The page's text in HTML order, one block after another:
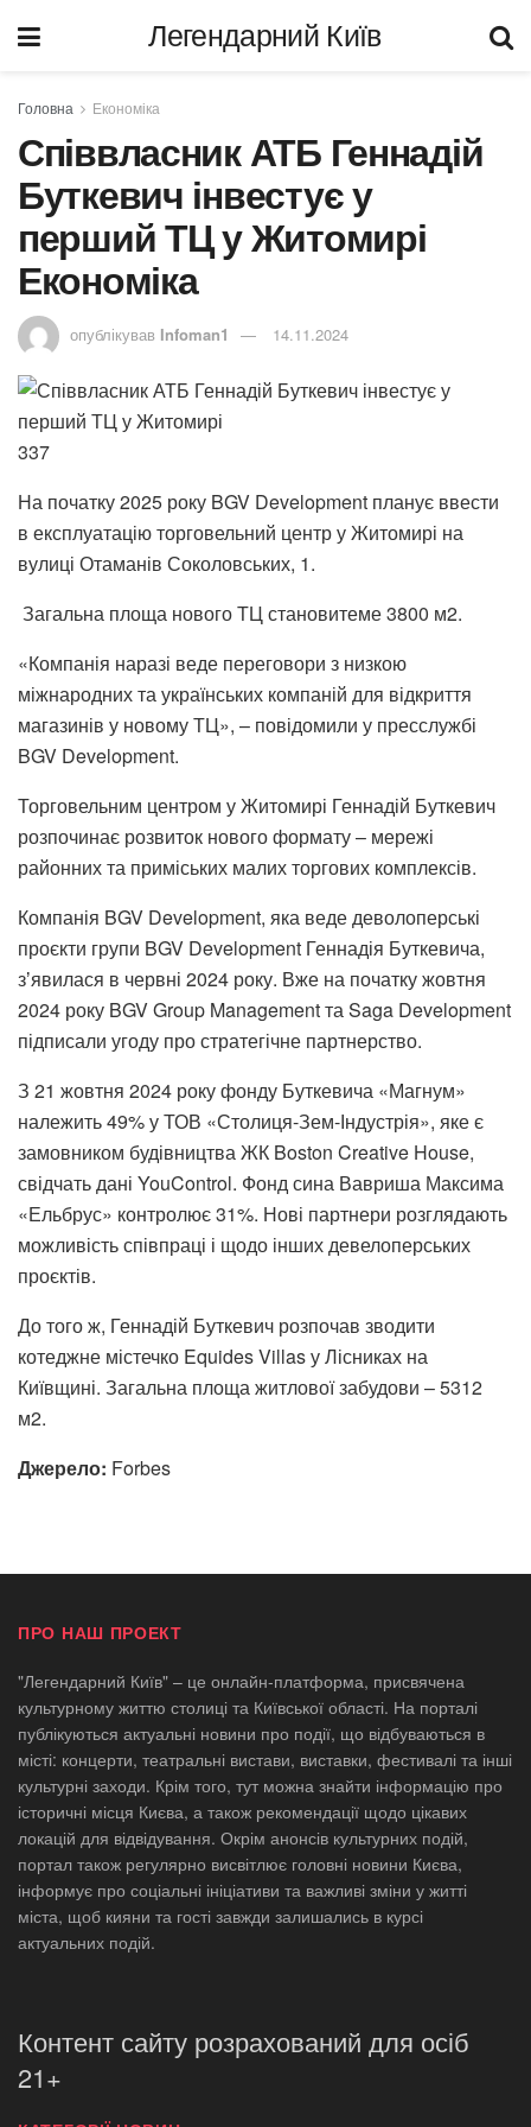
Легендарний Київ
Головна Економіка
Співвласник АТБ Геннадій
Буткевич інвестує у
перший ТЦ у Житомирі
Економіка
опублікував Infoman1 14.11.2024
337
На початку 2025 року BGV Development планує ввести
в експлуатацію торговельний центр у Житомирі на
вулиці Отаманів Соколовських, 1.
Загальна площа нового ТЦ становитеме 3800 м2.
«Компанія наразі веде переговори з низкою
міжнародних та українських компаній для відкриття
магазинів у новому ТЦ», – повідомили у пресслужбі
BGV Development.
Торговельним центром у Житомирі Геннадій Буткевич
розпочинає розвиток нового формату – мережі
районних та приміських малих торгових комплексів.
Компанія BGV Development, яка веде деволоперські
проєкти групи BGV Development Геннадія Буткевича,
зʼявилася в червні 2024 року. Вже на початку жовтня
2024 року BGV Group Management та Saga Development
підписали угоду про стратегічне партнерство.
З 21 жовтня 2024 року фонду Буткевича «Магнум»
належить 49% у ТОВ «Столиця-Зем-Індустрія», яке є
замовником будівництва ЖК Boston Creative House,
свідчать дані YouControl. Фонд сина Вавриша Максима
«Ельбрус» контролює 31%. Нові партнери розглядають
можливість співпраці і щодо інших девелоперських
проєктів.
До того ж, Геннадій Буткевич розпочав зводити
котеджне містечко Equides Villas у Лісниках на
Київщині. Загальна площа житлової забудови – 5312
м2.
Джерело: Forbes
ПРО НАШ ПРОЕКТ
"Легендарний Київ" – це онлайн-платформа, присвячена
культурному життю столиці та Київської області. На порталі
публікуються актуальні новини про події, що відбуваються в
місті: концерти, театральні вистави, виставки, фестивалі та інші
культурні заходи. Крім того, тут можна знайти інформацію про
історичні місця Києва, а також рекомендації щодо цікавих
локацій для відвідування. Окрім анонсів культурних подій,
портал також регулярно висвітлює головні новини Києва,
інформує про соціальні ініціативи та важливі зміни у житті
міста, щоб кияни та гості завжди залишались в курсі
актуальних подій.
Контент сайту розрахований для осіб
21+